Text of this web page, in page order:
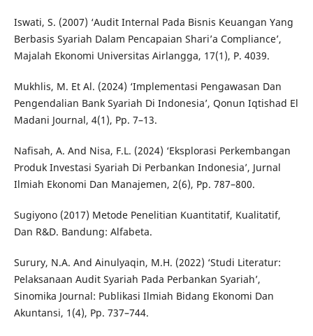
Iswati, S. (2007) ‘Audit Internal Pada Bisnis Keuangan Yang
Berbasis Syariah Dalam Pencapaian Shari’a Compliance’,
Majalah Ekonomi Universitas Airlangga, 17(1), P. 4039.
Mukhlis, M. Et Al. (2024) ‘Implementasi Pengawasan Dan
Pengendalian Bank Syariah Di Indonesia’, Qonun Iqtishad El
Madani Journal, 4(1), Pp. 7–13.
Nafisah, A. And Nisa, F.L. (2024) ‘Eksplorasi Perkembangan
Produk Investasi Syariah Di Perbankan Indonesia’, Jurnal
Ilmiah Ekonomi Dan Manajemen, 2(6), Pp. 787–800.
Sugiyono (2017) Metode Penelitian Kuantitatif, Kualitatif,
Dan R&D. Bandung: Alfabeta.
Surury, N.A. And Ainulyaqin, M.H. (2022) ‘Studi Literatur:
Pelaksanaan Audit Syariah Pada Perbankan Syariah’,
Sinomika Journal: Publikasi Ilmiah Bidang Ekonomi Dan
Akuntansi, 1(4), Pp. 737–744.